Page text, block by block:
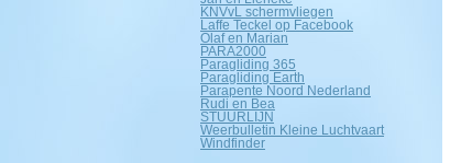
KNVvL schermvliegen
Laffe Teckel op Facebook
Olaf en Marian
PARA2000
Paragliding 365
Paragliding Earth
Parapente Noord Nederland
Rudi en Bea
STUURLIJN
Weerbulletin Kleine Luchtvaart
Windfinder